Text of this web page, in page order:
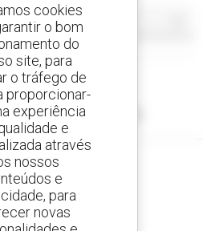
à sua pesquisa.
seus alertas
de equipamentos usados
cookies
o bom
do
site, para
o tráfego de
proporcionar-
experiência
e
através
nossos
e
para
novas